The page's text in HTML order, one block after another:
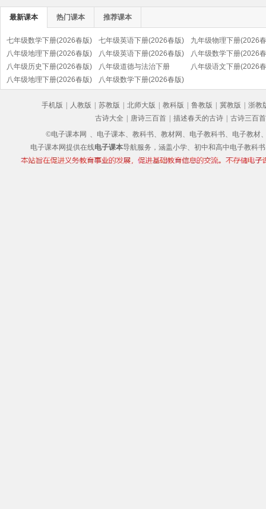
最新课本 热门课本 推荐课本
七年级数学下册(2026春版) 七年级英语下册(2026春版)
九年级物理下册(2026
八年级地理下册(2026春版)
八年级英语下册(2026春版)
八年级数学下册(2026
八年级历史下册(2026春版)
(部编版)
八年级道德与法治下册
(2026春版)(部编版)
八年级语文下册(2026
八年级地理下册(2026春版) 八年级数学下册(2026春版)
手机版 人教版 苏教版 北师大版 教科版 鲁教版 冀教版
浙教
古诗大全
唐诗三百首 描述春天的古诗
古诗三百首
©电子课本网 、电子课本、教科书、教材网、电子教科书、电子教材
电子课本网提供在线电子课本导航服务，涵盖小学、初中和高中电子教科